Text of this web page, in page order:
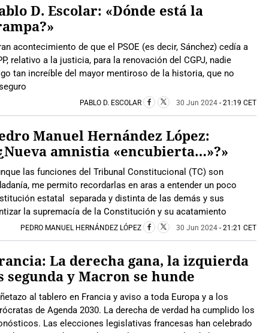
D. Escolar: «Dónde está la
acontecimiento de que el PSOE (es decir, Sánchez) cedía a
relativo a la justicia, para la renovación del CGPJ, nadie
tan increíble del mayor mentiroso de la historia, que no
PABLO D. ESCOLAR 30 Jun 2024 - 21:19 CET
Manuel Hernández López:
amnistia «encubierta…»?»
las funciones del Tribunal Constitucional (TC) son
me permito recordarlas en aras a entender un poco
estatal separada y distinta de las demás y sus
la supremacía de la Constitución y su acatamiento
PEDRO MANUEL HERNÁNDEZ LÓPEZ 30 Jun 2024 - 21:21 CET
La derecha gana, la izquierda
segunda y Macron se hunde
al tablero en Francia y aviso a toda Europa y a los
de Agenda 2030. La derecha de verdad ha cumplido los
Las elecciones legislativas francesas han celebrado